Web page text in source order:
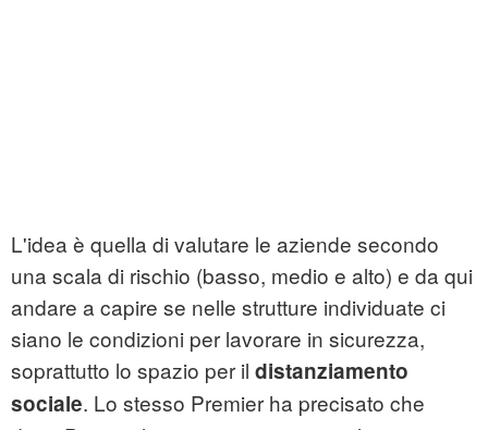
L'idea è quella di valutare le aziende secondo
una scala di rischio (basso, medio e alto) e da qui
andare a capire se nelle strutture individuate ci
siano le condizioni per lavorare in sicurezza,
soprattutto lo spazio per il distanziamento
sociale. Lo stesso Premier ha precisato che